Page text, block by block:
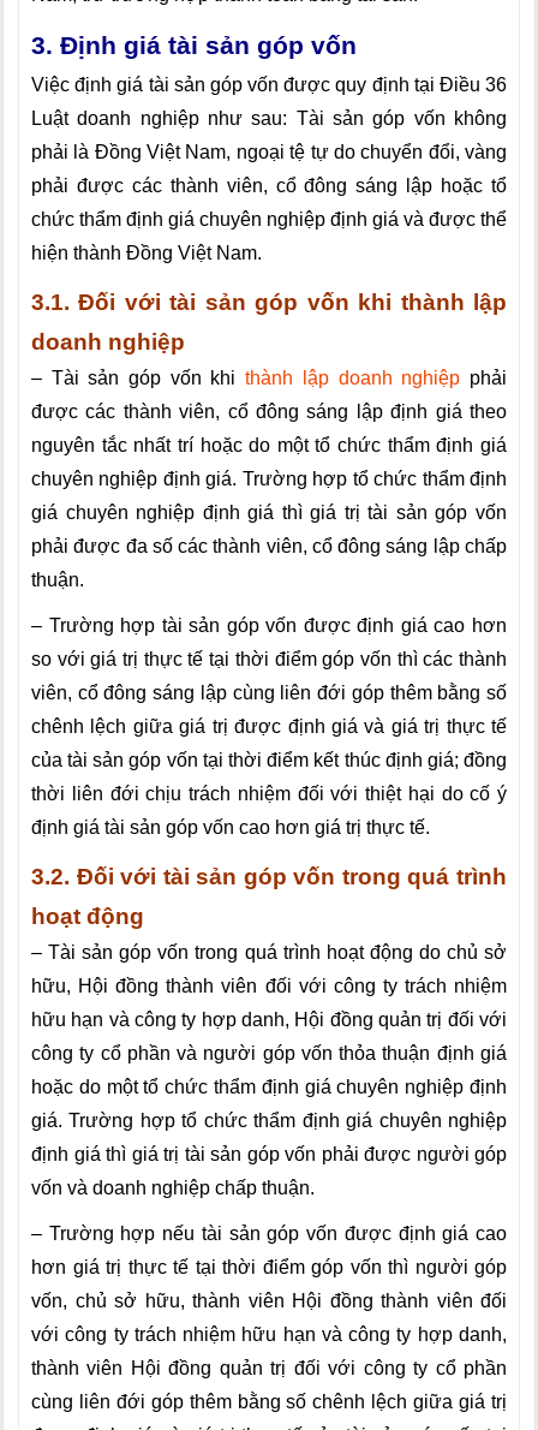
3. Định giá tài sản góp vốn
Việc định giá tài sản góp vốn được quy định tại Điều 36
Luật doanh nghiệp như sau: Tài sản góp vốn không
phải là Đồng Việt Nam, ngoại tệ tự do chuyển đổi, vàng
phải được các thành viên, cổ đông sáng lập hoặc tổ
chức thẩm định giá chuyên nghiệp định giá và được thể
hiện thành Đồng Việt Nam.
3.1. Đối với tài sản góp vốn khi thành lập
doanh nghiệp
– Tài sản góp vốn khithành lập doanh nghiệp phải
được các thành viên, cổ đông sáng lập định giá theo
nguyên tắc nhất trí hoặc do một tổ chức thẩm định giá
chuyên nghiệp định giá. Trường hợp tổ chức thẩm định
giá chuyên nghiệp định giá thì giá trị tài sản góp vốn
phải được đa số các thành viên, cổ đông sáng lập chấp
thuận.
– Trường hợp tài sản góp vốn được định giá cao hơn
so với giá trị thực tế tại thời điểm góp vốn thì các thành
viên, cổ đông sáng lập cùng liên đới góp thêm bằng số
chênh lệch giữa giá trị được định giá và giá trị thực tế
của tài sản góp vốn tại thời điểm kết thúc định giá; đồng
thời liên đới chịu trách nhiệm đối với thiệt hại do cố ý
định giá tài sản góp vốn cao hơn giá trị thực tế.
3.2. Đối với tài sản góp vốn trong quá trình
hoạt động
– Tài sản góp vốn trong quá trình hoạt động do chủ sở
hữu, Hội đồng thành viên đối với công ty trách nhiệm
hữu hạn và công ty hợp danh, Hội đồng quản trị đối với
công ty cổ phần và người góp vốn thỏa thuận định giá
hoặc do một tổ chức thẩm định giá chuyên nghiệp định
giá. Trường hợp tổ chức thẩm định giá chuyên nghiệp
định giá thì giá trị tài sản góp vốn phải được người góp
vốn và doanh nghiệp chấp thuận.
– Trường hợp nếu tài sản góp vốn được định giá cao
hơn giá trị thực tế tại thời điểm góp vốn thì người góp
vốn, chủ sở hữu, thành viên Hội đồng thành viên đối
với công ty trách nhiệm hữu hạn và công ty hợp danh,
thành viên Hội đồng quản trị đối với công ty cổ phần
cùng liên đới góp thêm bằng số chênh lệch giữa giá trị